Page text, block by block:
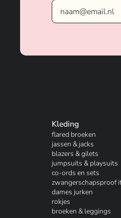
Kleding
flared broeken
jassen & jacks
blazers & gilets
jumpsuits & playsuits
co-ords en sets
zwangerschapsproof
dames jurken
rokjes
broeken & leggings